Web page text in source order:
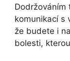
Dodržováním
komunikací s
že budete i
bolesti,